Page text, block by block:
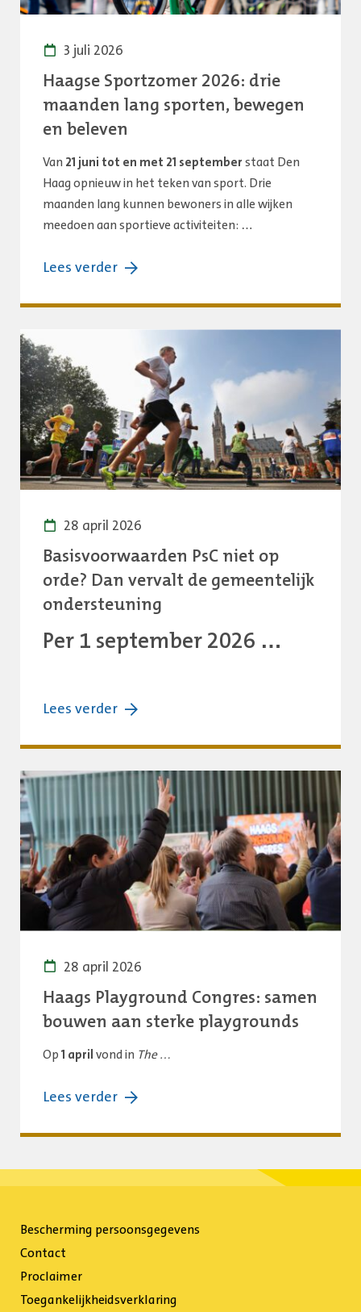
3 juli 2026
Haagse Sportzomer 2026: drie
maanden lang sporten, bewegen
en beleven
Van 21 juni tot en met 21 september staat Den
Haag opnieuw in het teken van sport. Drie
maanden lang kunnen bewoners in alle wijken
meedoen aan sportieve activiteiten: …
Lees verder over:
Sportzomer
drie
maanden
lang
sporten,
bewegen
en
28 april 2026
Basisvoorwaarden PsC niet op
orde? Dan vervalt de gemeentelijk
ondersteuning
Per 1 september 2026 …
Lees verder over:
PsC
niet
orde?
Dan
vervalt
de
gemeentelijk
28 april 2026
Haags Playground Congres: samen
bouwen aan sterke playgrounds
Op 1 april vond in The …
Lees verder over:
Playground
Congres:
samen
aan
Bescherming persoonsgegevens
Contact
Proclaimer
Toegankelijkheidsverklaring